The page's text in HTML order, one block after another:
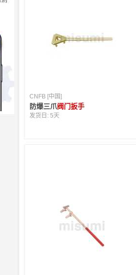
CNFB [中国]
防爆三爪阀门扳手
发货日:5天